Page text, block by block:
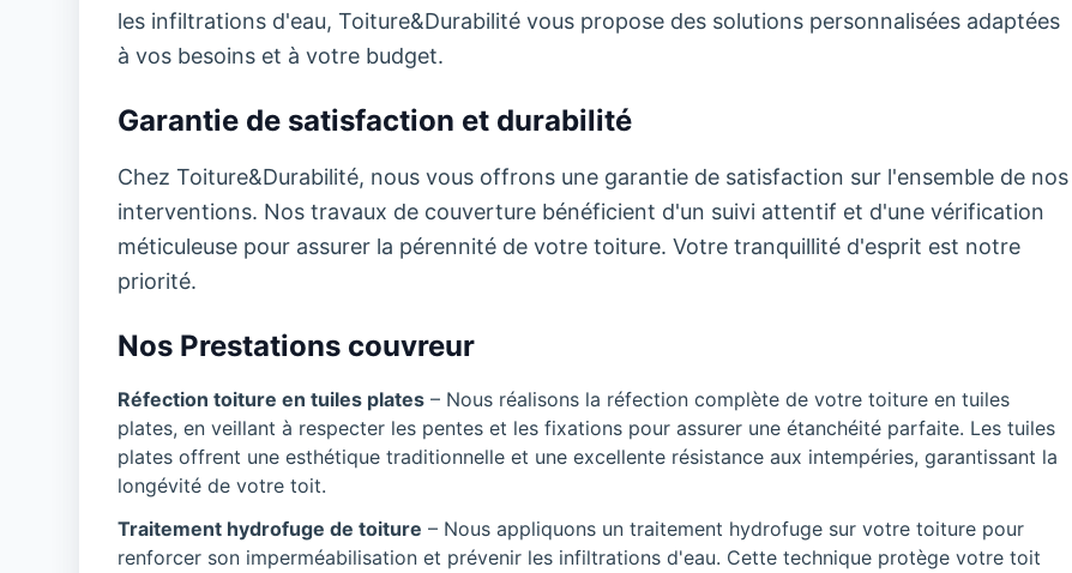
les infiltrations d'eau, Toiture&Durabilité vous propose des solutions personnalisées adaptées
à vos besoins et à votre budget.
Garantie de satisfaction et durabilité
Chez Toiture&Durabilité, nous vous offrons une garantie de satisfaction sur l'ensemble de nos
interventions. Nos travaux de couverture bénéficient d'un suivi attentif et d'une vérification
méticuleuse pour assurer la pérennité de votre toiture. Votre tranquillité d'esprit est notre
priorité.
Nos Prestations couvreur
Réfection toiture en tuiles plates– Nous réalisons la réfection complète de votre toiture en tuiles
plates, en veillant à respecter les pentes et les fixations pour assurer une étanchéité parfaite. Les tuiles
plates offrent une esthétique traditionnelle et une excellente résistance aux intempéries, garantissant la
longévité de votre toit.
Traitement hydrofuge de toiture – Nous appliquons un traitement hydrofuge sur votre toiture pour
renforcer son imperméabilisation et prévenir les infiltrations d'eau. Cette technique protège votre toit